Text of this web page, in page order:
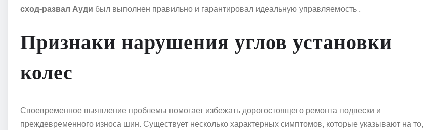
сход-развал Ауди был выполнен правильно и гарантировал идеальную управляемость .
Признаки нарушения углов установки
колес
Своевременное выявление проблемы помогает избежать дорогостоящего ремонта подвески и
преждевременного износа шин. Существует несколько характерных симптомов, которые указывают на то,